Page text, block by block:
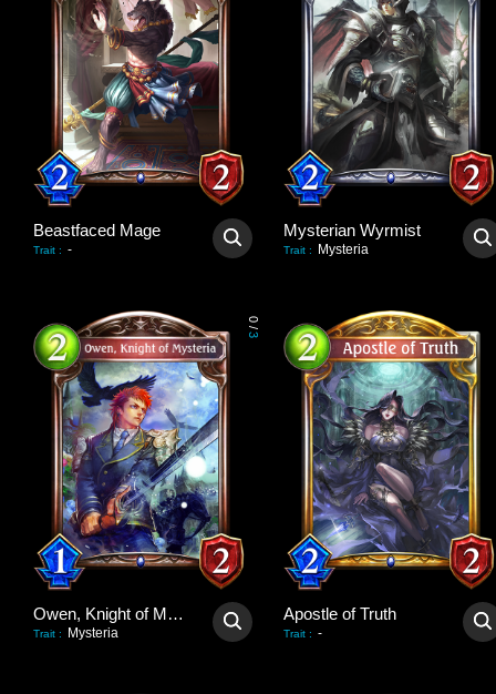
Beastfaced Mage
Trait : -
Mysterian Wyrmist
Trait : Mysteria
0
/
3
Owen, Knight of Mysteria
Trait : Mysteria
Apostle of Truth
Trait : -